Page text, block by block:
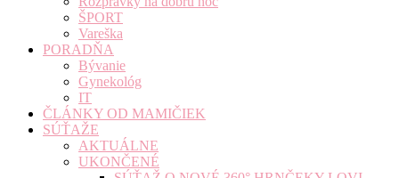
ŠPORT
Vareška
PORADŇA
Bývanie
Gynekológ
IT
ČLÁNKY OD MAMIČIEK
SÚŤAŽE
AKTUÁLNE
UKONČENÉ